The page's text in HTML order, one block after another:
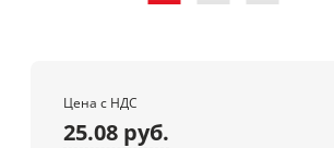
Цена с НДС
25.08 руб.